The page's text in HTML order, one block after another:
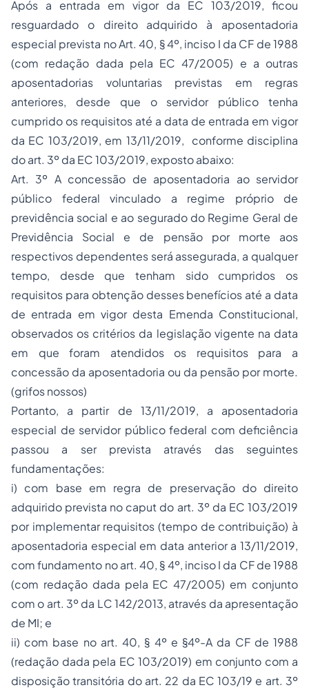
Após a entrada em vigor da EC 103/2019, ficou
resguardado o direito adquirido à aposentadoria
especial prevista no Art. 40, § 4º, inciso I da CF de 1988
(com redação dada pela EC 47/2005) e a outras
aposentadorias voluntarias previstas em regras
anteriores, desde que o servidor público tenha
cumprido os requisitos até a data de entrada em vigor
da EC 103/2019, em 13/11/2019, conforme disciplina
do art. 3º da EC 103/2019, exposto abaixo:
Art. 3º A concessão de aposentadoria ao servidor
público federal vinculado a regime próprio de
previdência social e ao segurado do Regime Geral de
Previdência Social e de pensão por morte aos
respectivos dependentes será assegurada, a qualquer
tempo, desde que tenham sido cumpridos os
requisitos para obtenção desses benefícios até a data
de entrada em vigor desta Emenda Constitucional,
observados os critérios da legislação vigente na data
em que foram atendidos os requisitos para a
concessão da aposentadoria ou da pensão por morte.
(grifos nossos)
Portanto, a partir de 13/11/2019, a aposentadoria
especial de servidor público federal com deficiência
passou a ser prevista através das seguintes
fundamentações:
i) com base em regra de preservação do direito
adquirido prevista no caput do art. 3º da EC 103/2019
por implementar requisitos (tempo de contribuição) à
aposentadoria especial em data anterior a 13/11/2019,
com fundamento no art. 40, § 4º, inciso I da CF de 1988
(com redação dada pela EC 47/2005) em conjunto
com o art. 3º da LC 142/2013, através da apresentação
de MI; e
ii) com base no art. 40, § 4º e §4º-A da CF de 1988
(redação dada pela EC 103/2019) em conjunto com a
disposição transitória do art. 22 da EC 103/19 e art. 3º